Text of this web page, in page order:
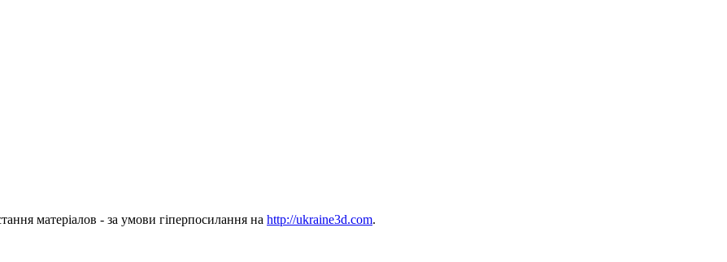
матеріалов - за умови гіперпосилання на http://ukraine3d.com.